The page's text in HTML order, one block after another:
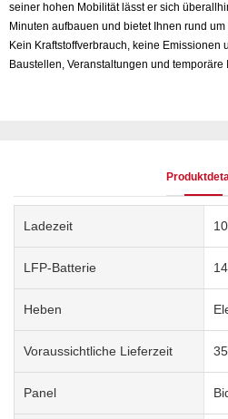
seiner hohen Mobilität lässt er sich
Minuten aufbauen und bietet Ihnen rund
Kein Kraftstoffverbrauch, keine Emissionen
Baustellen, Veranstaltungen und temporäre
Ladezeit
LFP-Batterie
Heben
Voraussichtliche Lieferzeit
Panel